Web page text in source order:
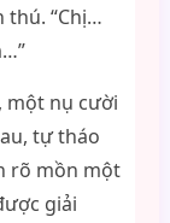
thú. “Chị…
một nụ cười
tự tháo
rõ mồn một
giải